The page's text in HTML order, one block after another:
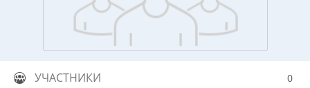
УЧАСТНИКИ 0